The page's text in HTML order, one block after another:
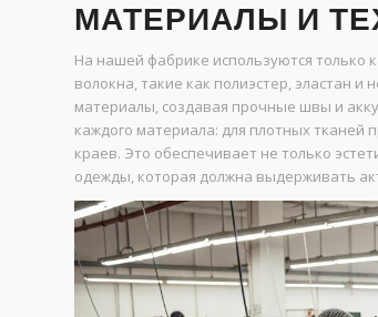
МАТЕРИАЛЫ И
На нашей фабрике используются только
волокна, такие как полиэстер, эластан
материалы, создавая прочные швы и
каждого материала: для плотных тканей
краев. Это обеспечивает не только
одежды, которая должна выдерживать